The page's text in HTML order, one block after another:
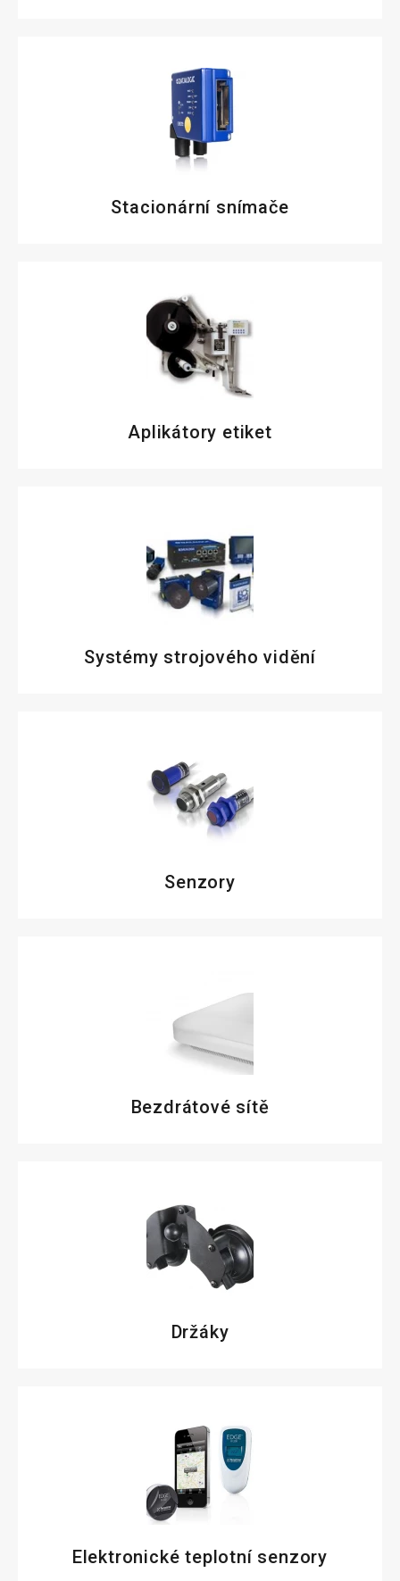
Stacionární snímače
Aplikátory etiket
Systémy strojového vidění
Senzory
Bezdrátové sítě
Držáky
Elektronické teplotní senzory